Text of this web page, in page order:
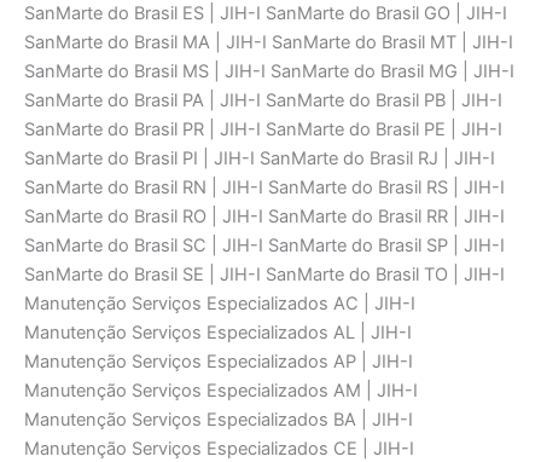
SanMarte do Brasil ES | JIH-I SanMarte do Brasil GO | JIH-I
SanMarte do Brasil MA | JIH-I SanMarte do Brasil MT | JIH-I
SanMarte do Brasil MS | JIH-I SanMarte do Brasil MG | JIH-I
SanMarte do Brasil PA | JIH-I SanMarte do Brasil PB | JIH-I
SanMarte do Brasil PR | JIH-I SanMarte do Brasil PE | JIH-I
SanMarte do Brasil PI | JIH-I SanMarte do Brasil RJ | JIH-I
SanMarte do Brasil RN | JIH-I SanMarte do Brasil RS | JIH-I
SanMarte do Brasil RO | JIH-I SanMarte do Brasil RR | JIH-I
SanMarte do Brasil SC | JIH-I SanMarte do Brasil SP | JIH-I
SanMarte do Brasil SE | JIH-I SanMarte do Brasil TO | JIH-I
Manutenção Serviços Especializados AC | JIH-I
Manutenção Serviços Especializados AL | JIH-I
Manutenção Serviços Especializados AP | JIH-I
Manutenção Serviços Especializados AM | JIH-I
Manutenção Serviços Especializados BA | JIH-I
Manutenção Serviços Especializados CE | JIH-I